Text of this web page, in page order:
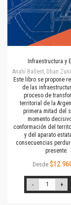
Infraestructura y
Anahí Ballent, Dhan
Este libro se propone
de las
proceso de
territorial de la
primera mitad del
momento
conformación del
y del aparato
consecuencias
presente.
Desde
- +